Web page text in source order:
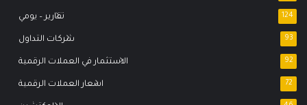
تقارير – يومي 124
شركات التداول 93
الاستثمار في العملات الرقمية 92
اسعار العملات الرقمية 72